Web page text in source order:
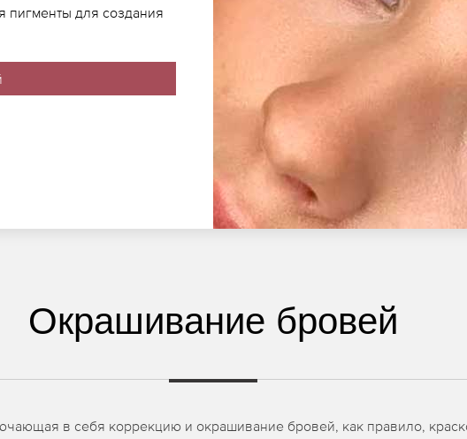
пигменты для создания
Окрашивание бровей
в себя коррекцию и окрашивание бровей, как правило,